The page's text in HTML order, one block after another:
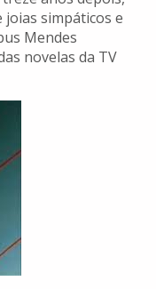
joias simpáticos e
Mendes
novelas da TV